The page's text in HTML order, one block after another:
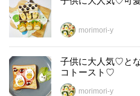
morimori-y
子供に大人気♡と
コトースト♡
morimori-y